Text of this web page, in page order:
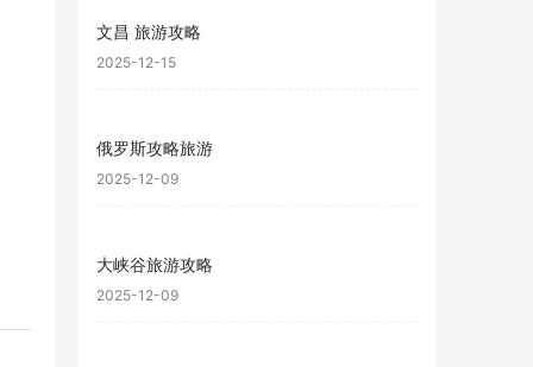
文昌 旅游攻略
2025-12-15
俄罗斯攻略旅游
2025-12-09
大峡谷旅游攻略
2025-12-09